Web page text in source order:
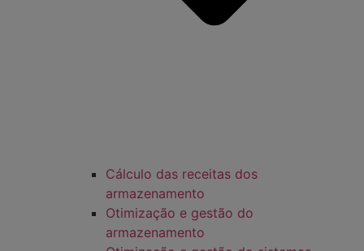
Cálculo das receitas dos
armazenamento
Otimização e gestão do
armazenamento